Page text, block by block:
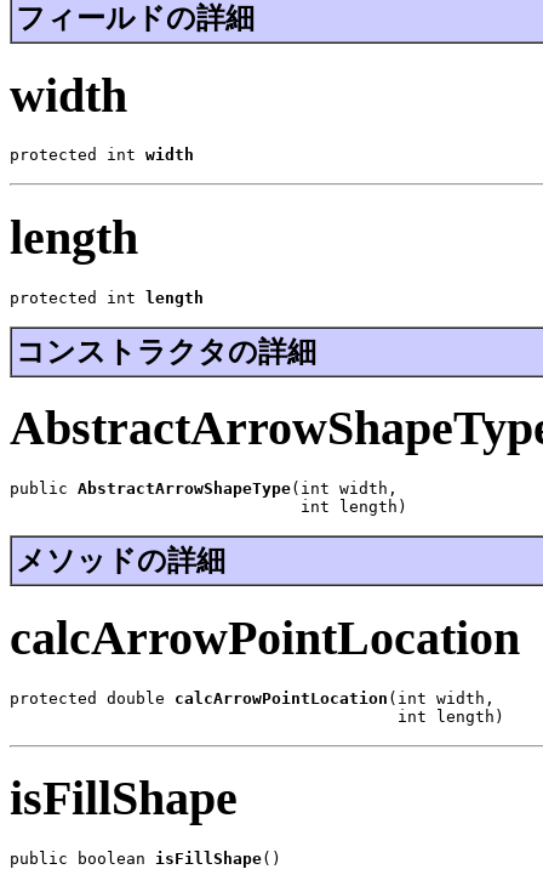
フィールドの詳細
width
protected int width
length
protected int length
コンストラクタの詳細
public AbstractArrowShapeType(int width,
                              int length)
メソッドの詳細
calcArrowPointLocation
protected double calcArrowPointLocation (int width,
                                        int length)
isFillShape
public boolean isFillShape()